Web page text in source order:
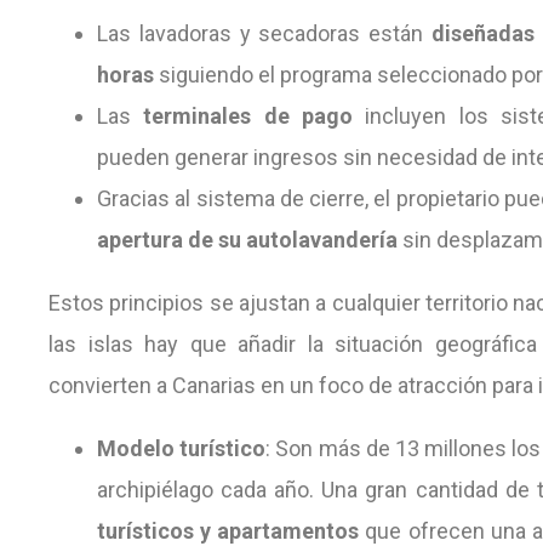
Las lavadoras y secadoras están
horas siguiendo el programa seleccionado
Lasterminales de pago incluyen los
pueden generar ingresos sin necesidad de
Gracias al sistema de cierre, el propietario
apertura de su autolavandería sin
Estos principios se ajustan a cualquier territorio
las islas hay que añadir la situación
convierten a Canarias en un foco de atracción para
Modelo turístico: Son más de 13 millones
archipiélago cada año. Una gran cantidad
turísticos y apartamentos que ofrecen una